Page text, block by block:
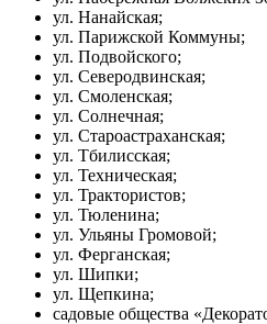
ул. Нанайская;
ул. Парижской Коммуны;
ул. Подвойского;
ул. Северодвинская;
ул. Смоленская;
ул. Солнечная;
ул. Староастраханская;
ул. Тбилисская;
ул. Техническая;
ул. Трактористов;
ул. Тюленина;
ул. Ульяны Громовой;
ул. Ферганская;
ул. Шипки;
ул. Щепкина;
садовые общества